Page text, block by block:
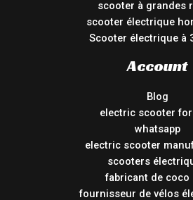
scooter à grandes
scooter électrique
Scooter électrique à
Account
Blog
electric scooter
whatsapp
electric scooter
scooters
fabricant de coco
fournisseur de vélos